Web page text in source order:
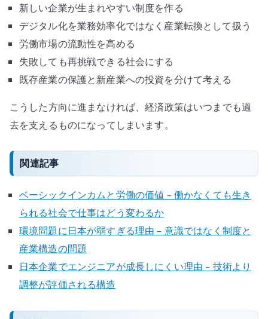
新しい企業が生まれやすい制度を作る
デジタル化を業務効率化ではなく産業転換として扱う
労働市場の流動性を高める
失敗しても再挑戦できる社会にする
既存産業の保護と新産業への投資を分けて考える
こうした方向に進まなければ、経済政策はいつまでも過
去を支えるものになってしまいます。
関連記事
ベーシックインカムと労働の価値 – 働かなくても生き
られる社会で仕事はどう変わるか
環境問題に日本が弱すぎる理由 – 意識ではなく制度と
産業構造の問題
日本企業でエンジニアが成長しにくい理由 – 技術より
調整が評価される構造